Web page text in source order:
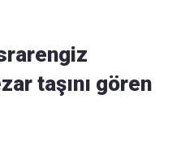
taşını gören